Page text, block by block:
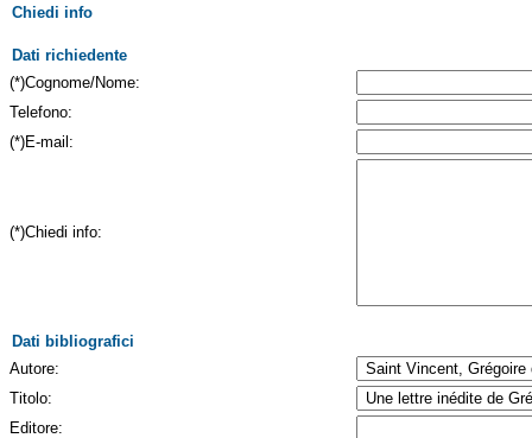
Chiedi info
Dati richiedente
(*)Cognome/Nome:
Telefono:
(*)E-mail:
(*)Chiedi info:
Dati bibliografici
Autore:
Titolo:
Editore: